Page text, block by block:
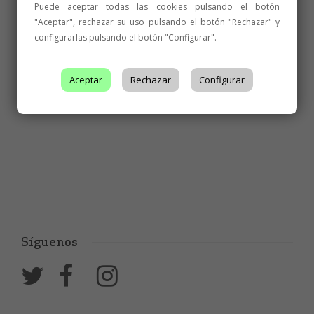
Síguenos
Puede aceptar todas las cookies pulsando el botón
"Aceptar", rechazar su uso pulsando el botón "Rechazar" y
configurarlas pulsando el botón "Configurar".
Aceptar Rechazar Configurar